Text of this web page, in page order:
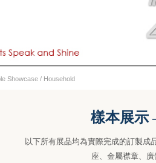
Showcase / Household
樣本展示
以下所有展品均為實際完成的訂製
座、金屬襟章、